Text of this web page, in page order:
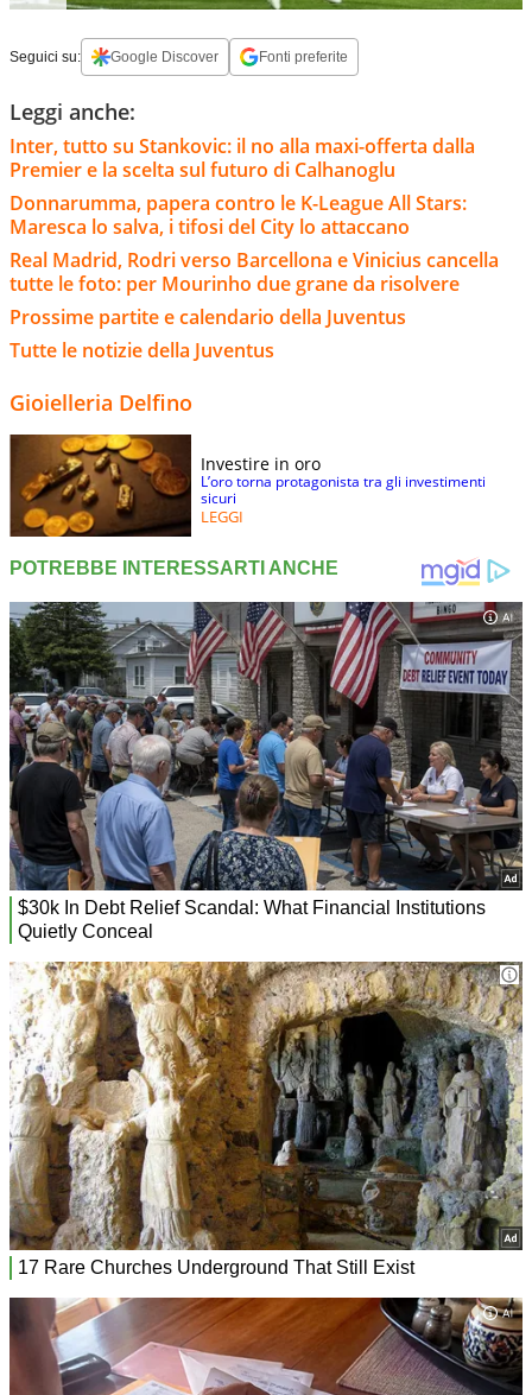
Seguici su: Google Discover Fonti preferite
Leggi anche:
Inter, tutto su Stankovic: il no alla maxi-offerta dalla
Premier e la scelta sul futuro di Calhanoglu
Donnarumma, papera contro le K-League All Stars:
Maresca lo salva, i tifosi del City lo attaccano
Real Madrid, Rodri verso Barcellona e Vinicius cancella
tutte le foto: per Mourinho due grane da risolvere
Prossime partite e calendario della Juventus
Tutte le notizie della Juventus
Gioielleria Delfino
Investire in oro
L’oro torna protagonista tra gli investimenti
sicuri
LEGGI